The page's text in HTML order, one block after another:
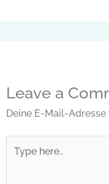
Leave a
Deine E-Mail-
here..